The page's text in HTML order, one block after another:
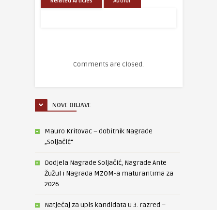
Comments are closed.
NOVE OBJAVE
Mauro Kritovac – dobitnik Nagrade
„Soljačić“
Dodjela Nagrade Soljačić, Nagrade Ante
Žužul i Nagrada MZOM-a maturantima za
2026.
Natječaj za upis kandidata u 3. razred –